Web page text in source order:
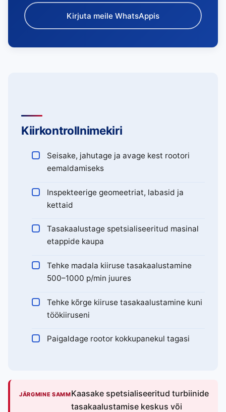
Kirjuta meile WhatsAppis
Kiirkontrollnimekiri
Seisake, jahutage ja avage kest rootori
eemaldamiseks
Inspekteerige geomeetriat, labasid ja
kettaid
Tasakaalustage spetsialiseeritud masinal
etappide kaupa
Tehke madala kiiruse tasakaalustamine
500–1000 p/min juures
Tehke kõrge kiiruse tasakaalustamine kuni
töökiiruseni
Paigaldage rootor kokkupanekul tagasi
JÄRGMINE SAMMKaasake spetsialiseeritud turbiinide
tasakaalustamise keskus või